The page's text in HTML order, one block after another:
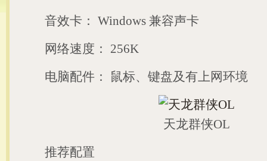
音效卡： Windows 兼容声卡
网络速度： 256K
电脑配件： 鼠标、键盘及有上网环境
天龙群侠OL
推荐配置